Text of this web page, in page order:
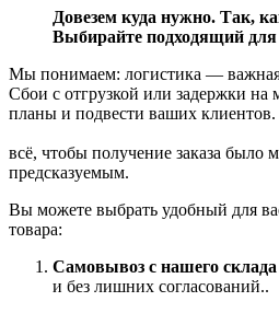
Довезем куда нужно. Так,
Выбирайте подходящий для
Мы понимаем: логистика — важная
Сбои с отгрузкой или задержки на
планы и подвести
Поэтому мы
всё, чтобы получение заказа было
предсказуемым.
Вы можете выбрать удобный для
товара:
Самовывоз с нашего склада
и без лишних согласований..